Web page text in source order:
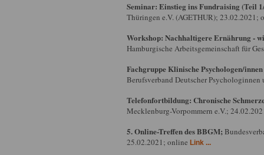
Seminar: Einstieg ins Fundraising (Teil
Thüringen e.V. (AGETHUR); 23.02.2021;
Workshop: Nachhaltigere Ernährung -
Hamburgische Arbeitsgemeinschaft für
Fachgruppe Klinische Psychologen/
Berufsverband Deutscher
Telefonfortbildung: Chronische
Mecklenburg-Vorpommern e.V.;
5. Online-Treffen des BBGM;
25.02.2021; online Link ...